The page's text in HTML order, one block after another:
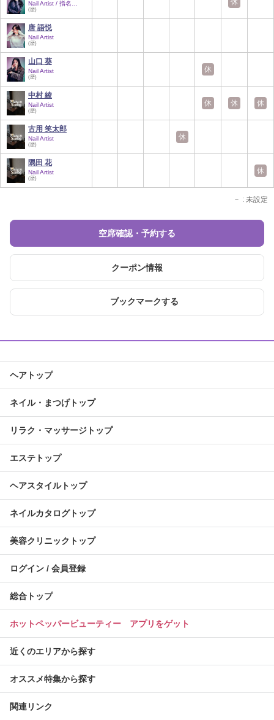
Nail Artist / 指名…
(歴)
唐 語悦
Nail Artist
(歴)
山口 葵
Nail Artist
(歴)
中村 綾
Nail Artist
(歴)
古用 笑太郎
Nail Artist
(歴)
隅田 花
Nail Artist
(歴)
休
休
休 休 休
休
休
－ : 未設定
空席確認・予約する
クーポン情報
ブックマークする
ヘアトップ
ネイル・まつげトップ
リラク・マッサージトップ
エステトップ
ヘアスタイルトップ
ネイルカタログトップ
美容クリニックトップ
ログイン / 会員登録
総合トップ
ホットペッパービューティー アプリをゲット
近くのエリアから探す
オススメ特集から探す
関連リンク